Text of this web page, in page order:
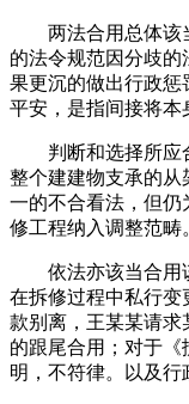
两法合用总体该当
的法令规范因分歧
果更沉的做出行政惩
平安，是指间接将本
判断和选择所应合
整个建建物支承的从
一的不合看法，但仍
修工程纳入调整范畴
依法亦该当合用该
在拆修过程中私行变
款别离，王某某请求
的跟尾合用；对于《
明，不符律。以及行